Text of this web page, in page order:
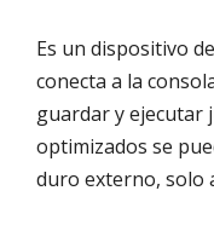
Es un dispositivo
conecta a la
guardar y ejecutar
optimizados se
duro externo, solo